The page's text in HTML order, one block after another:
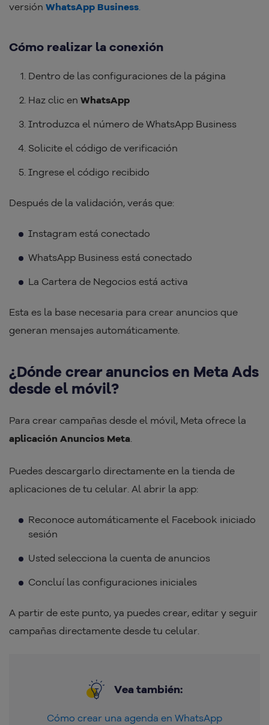
versión WhatsApp Business.
Cómo realizar la conexión
Dentro de las configuraciones de la página
Haz clic en WhatsApp
Introduzca el número de WhatsApp Business
Solicite el código de verificación
Ingrese el código recibido
Después de la validación, verás que:
Instagram está conectado
WhatsApp Business está conectado
La Cartera de Negocios está activa
Esta es la base necesaria para crear anuncios que
generan mensajes automáticamente.
¿Dónde crear anuncios en Meta Ads
desde el móvil?
Para crear campañas desde el móvil, Meta ofrece la
aplicación Anuncios Meta.
Puedes descargarlo directamente en la tienda de
aplicaciones de tu celular. Al abrir la app:
Reconoce automáticamente el Facebook iniciado
sesión
Usted selecciona la cuenta de anuncios
Concluí las configuraciones iniciales
A partir de este punto, ya puedes crear, editar y seguir
campañas directamente desde tu celular.
Vea también:
Cómo crear una agenda en WhatsApp